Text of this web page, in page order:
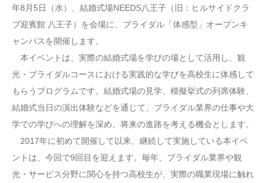
年8月5日（水）、結婚式場NEEDS八王子（旧：ヒルサイドクラ
ブ迎賓館 八王子）を会場に、ブライダル「体感型」オープンキ
ャンパスを開催します。
本イベントは、実際の結婚式場を学びの場として活用し、観
光・ブライダルコースにおける実践的な学びを高校生に体感して
もらうプログラムです。結婚式場の見学、模擬挙式の列席体験、
結婚式当日の演出体験などを通じて、ブライダル業界の仕事や大
学での学びへの理解を深め、将来の進路を考える機会とします。
2017年に初めて開催して以来、継続して実施している本イベ
ントは、今回で9回目を迎えます。毎年、ブライダル業界や観
光・サービス分野に関心を持つ高校生が、実際の職業現場に触れ